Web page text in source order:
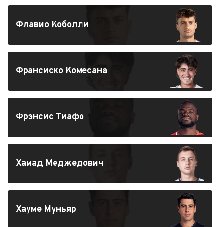
Флавио Коболли
Франсиско Комесана
Фрэнсис Тиафо
Хамад Меджедович
Хауме Муньяр